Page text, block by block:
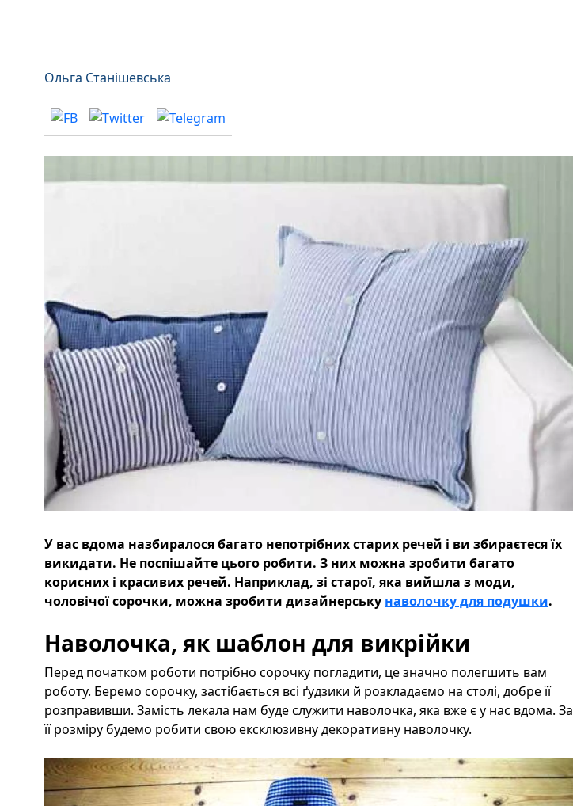
Ольга Станішевська
У вас вдома назбиралося багато непотрібних старих речей і ви збираєтеся їх
викидати. Не поспішайте цього робити. З них можна зробити багато
корисних і красивих речей. Наприклад, зі старої, яка вийшла з моди,
чоловічої сорочки, можна зробити дизайнерську наволочку для подушки.
Наволочка, як шаблон для викрійки
Перед початком роботи потрібно сорочку погладити, це значно полегшить вам
роботу. Беремо сорочку, застібається всі ґудзики й розкладаємо на столі, добре її
розправивши. Замість лекала нам буде служити наволочка, яка вже є у нас вдома. За
її розміру будемо робити свою ексклюзивну декоративну наволочку.